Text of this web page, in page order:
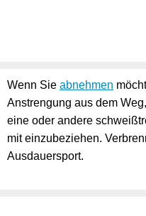
Wenn Sie abnehmen
Anstrengung aus dem
eine oder andere
mit einzubeziehen.
Ausdauersport.